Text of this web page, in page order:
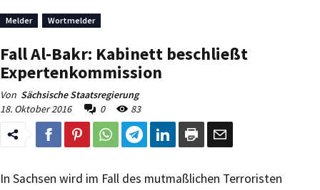
Melder Wortmelder
Fall Al-Bakr: Kabinett beschließt
Expertenkommission
Von Sächsische Staatsregierung
18. Oktober 2016
0 83
In Sachsen wird im Fall des mutmaßlichen Terroristen